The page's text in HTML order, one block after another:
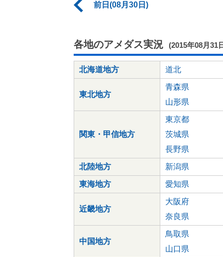
前日(08月30日)
各地のアメダス実況 (2015年08月31
北海道地方 道北
東北地方
青森県
山形県
関東・甲信地方
東京都
茨城県
長野県
北陸地方 新潟県
東海地方 愛知県
近畿地方
大阪府
奈良県
中国地方
鳥取県
山口県